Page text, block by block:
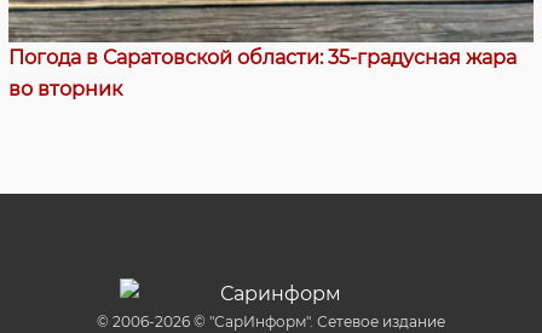
Погода в Саратовской области: 35-градусная жара
во вторник
© 2006-2026 © "СарИнформ". Сетевое издание